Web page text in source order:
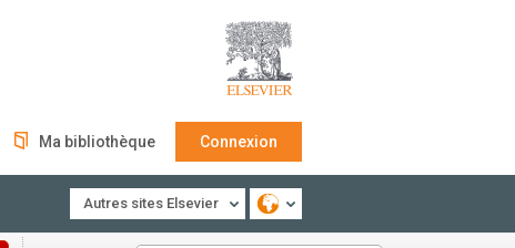
Ma bibliothèque Connexion
Autres sites Elsevier